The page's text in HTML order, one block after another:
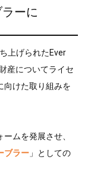
ーに
上げられたEver
産についてライセ
向けた取り組みを
ムを発展させ、
ブラー 」としての